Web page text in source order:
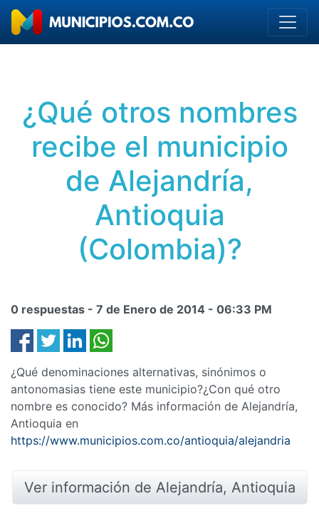
¿Qué otros nombres
recibe el municipio
de Alejandría,
Antioquia
(Colombia)?
0 respuestas - 7 de Enero de 2014 - 06:33 PM
¿Qué denominaciones alternativas, sinónimos o
antonomasias tiene este municipio?¿Con qué otro
nombre es conocido? Más información de Alejandría,
Antioquia en
https://www.municipios.com.co/antioquia/alejandria
Ver información de Alejandría, Antioquia